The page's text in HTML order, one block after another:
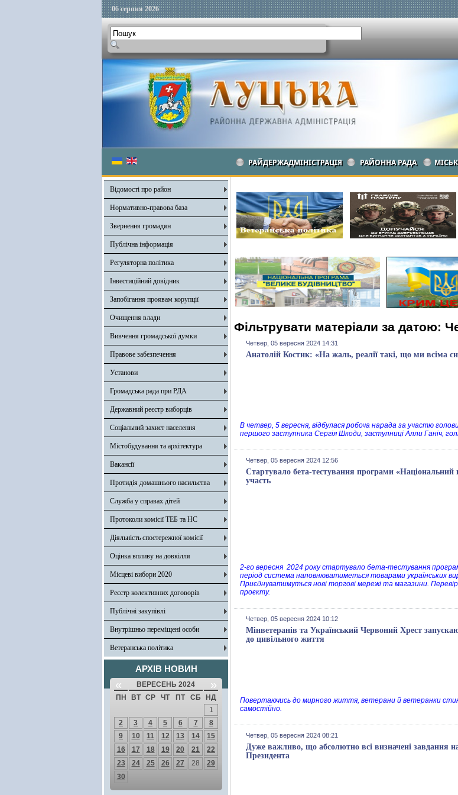
06 серпня 2026
РАЙДЕРЖАДМІНІСТРАЦІЯ РАЙОННА РАДА
Відомості про район
Нормативно-правова база
Звернення громадян
Публічна інформація
Регуляторна політика
Інвестиційний довідник
Запобігання проявам корупції
Очищення влади
Вивчення громадської думки
Правове забезпечення
Установи
Громадська рада при РДА
Державний реєстр виборців
Соціальний захист населення
Містобудування та архітектура
Вакансії
Протидія домашнього насильства
Служба у справах дітей
Протоколи комісії ТЕБ та НС
Діяльність спостережної комісії
Оцінка впливу на довкілля
Місцеві вибори 2020
Реєстр колективних договорів
Публічні закупівлі
Внутрішньо переміщені особи
Ветеранська політика
АРХІВ НОВИН
« ВЕРЕСЕНЬ 2024 »
ПН ВТ СР ЧТ ПТ СБ
НД
1
2
3 4 5 6 7
8
9
10 11 12 13 14
15
16
17 18 19 20 21
22
23
24 25 26 27 28
29
30
Фільтрувати матеріали за датою:
Четвер, 05 вересня 2024 14:31
Анатолій Костик: «На жаль, реалії такі, що ми всіма
В четвер, 5 вересня, відбулася робоча нарада за участю
першого заступника Сергія Шкоди, заступниці Алли Ганіч,
Четвер, 05 вересня 2024 12:56
Стартувало бета-тестування програми
участь
2-го вересня 2024 року стартувало бета-тестування
період система наповнюватиметься товарами українських
Приєднуватимуться нові торгові мережі та магазини.
проєкту.
Четвер, 05 вересня 2024 10:12
Мінветеранів та Український Червоний Хрест
до цивільного життя
Повертаючись до мирного життя, ветерани й ветеранки
самостійно.
Четвер, 05 вересня 2024 08:21
Дуже важливо, що абсолютно всі визначені завдання
Президента